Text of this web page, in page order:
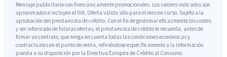
Mensaje publicitario con fines únicamente promocionales. Los valores indicados son
aproximados e incluyen el IVA. Oferta válida sólo para el mes en curso. Sujeto a la
aprobación del prestamista de crédito. Con el fin de gestionar eficazmente los costes
y ser informado de futuras ofertas, el prestamista de crédito le recuerda, antes de
firmar un contrato, que tenga en cuenta todas las condiciones económicas y
contractuales en el punto de venta, refiriéndose específicamente a la información
puesta a su disposición por la Directiva Europea de Crédito al Consumo.